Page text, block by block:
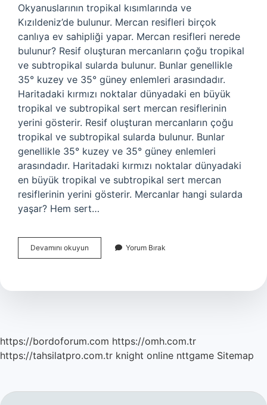
Okyanuslarının tropikal kısımlarında ve
Kızıldeniz’de bulunur. Mercan resifleri birçok
canlıya ev sahipliği yapar. Mercan resifleri nerede
bulunur? Resif oluşturan mercanların çoğu tropikal
ve subtropikal sularda bulunur. Bunlar genellikle
35° kuzey ve 35° güney enlemleri arasındadır.
Haritadaki kırmızı noktalar dünyadaki en büyük
tropikal ve subtropikal sert mercan resiflerinin
yerini gösterir. Resif oluşturan mercanların çoğu
tropikal ve subtropikal sularda bulunur. Bunlar
genellikle 35° kuzey ve 35° güney enlemleri
arasındadır. Haritadaki kırmızı noktalar dünyadaki
en büyük tropikal ve subtropikal sert mercan
resiflerinin yerini gösterir. Mercanlar hangi sularda
yaşar? Hem sert…
Devamını okuyun
Resifleri
Bulunur
Yorum Bırak
https://bordoforum.com https://omh.com.tr
https://tahsilatpro.com.tr knight online nttgame Sitemap